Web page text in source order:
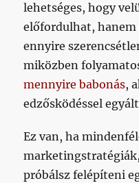
lehetséges, hogy
előfordulhat, hanem
ennyire
miközben
mennyire babonás,
edzősködéssel
Ez van, ha
próbálsz felépíteni